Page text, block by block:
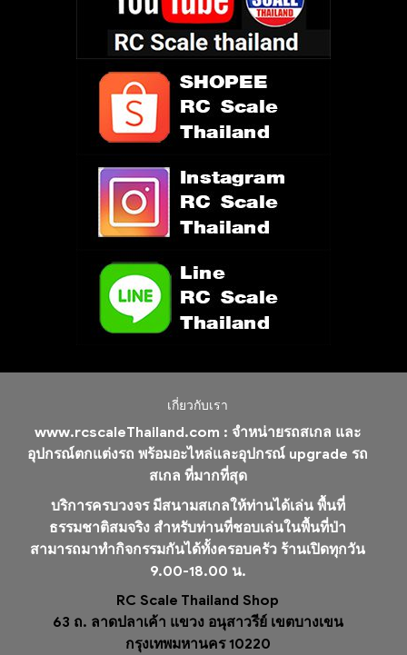
เกี่ยวกับเรา
www.rcscaleThailand.com : จำหน่ายรถสเกล และ
อุปกรณ์ตกแต่งรถ พร้อมอะไหล่และอุปกรณ์ upgrade รถ
สเกล ที่มากที่สุด
บริการครบวงจร มีสนามสเกลให้ท่านได้เล่น พื้นที่
ธรรมชาติสมจริง สำหรับท่านที่ชอบเล่นในพื้นที่ป่า
สามารถมาทำกิจกรรมกันได้ทั้งครอบครัว ร้านเปิดทุกวัน
9.00-18.00 น.
RC Scale Thailand Shop
63 ถ. ลาดปลาเค้า แขวง อนุสาวรีย์ เขตบางเขน
กรุงเทพมหานคร 10220